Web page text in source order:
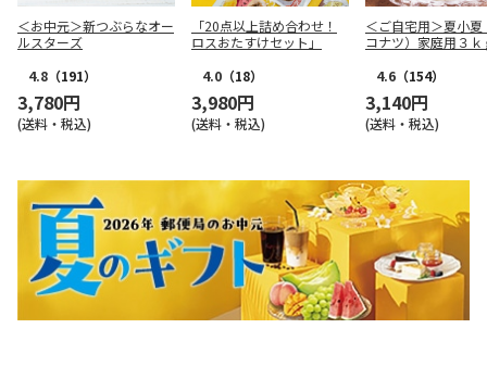
＜お中元＞新つぶらなオー
ルスターズ
4.8 （191）
3,780円
(送料・税込)
「20点以上詰め合わせ！
ロスおたすけセット」
4.0 （18）
3,980円
(送料・税込)
＜ご自宅用＞夏小夏
コナツ）家庭用３ｋ
4.6 （154）
3,140円
(送料・税込)